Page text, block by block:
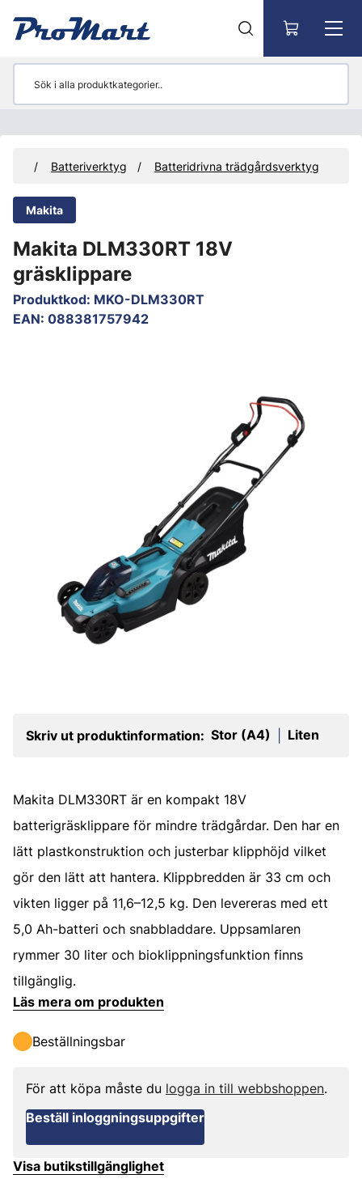
Batteriverktyg Batteridrivna trädgårdsverktyg
Makita
Makita DLM330RT 18V
gräsklippare
Produktkod: MKO-DLM330RT
EAN: 088381757942
Skriv ut produktinformation: Stor (A4) Liten
Makita DLM330RT är en kompakt 18V
batterigräsklippare för mindre trädgårdar. Den har en
lätt plastkonstruktion och justerbar klipphöjd vilket
gör den lätt att hantera. Klippbredden är 33 cm och
vikten ligger på 11,6–12,5 kg. Den levereras med ett
5,0 Ah-batteri och snabbladdare. Uppsamlaren
rymmer 30 liter och bioklippningsfunktion finns
tillgänglig.
Läs mera om produkten
Beställningsbar
För att köpa måste du logga in till webbshoppen.
Beställ inloggningsuppgifter
Visa butikstillgänglighet